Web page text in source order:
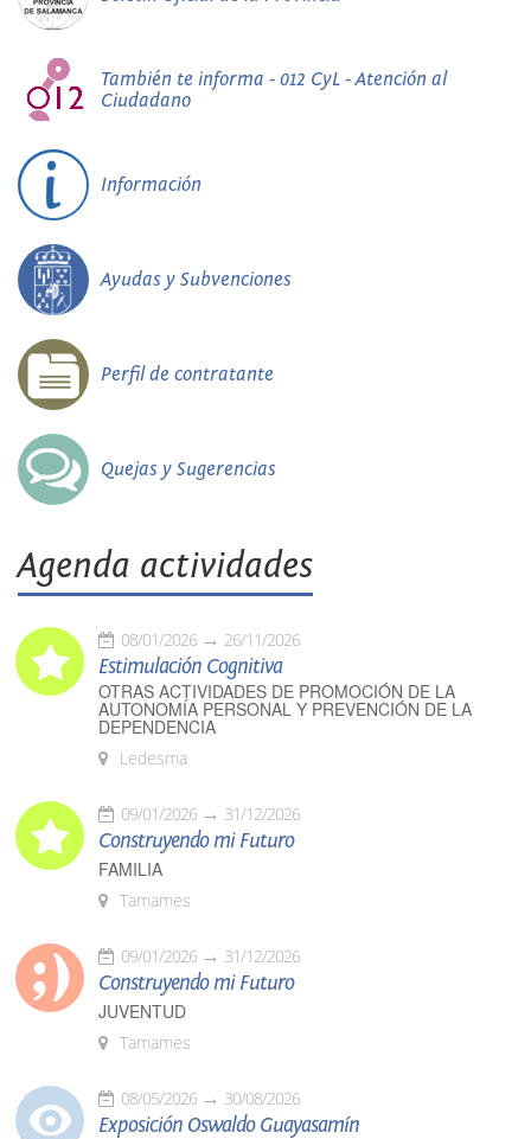
También te informa - 012 CyL - Atención al
Ciudadano
Información
Ayudas y Subvenciones
Perfil de contratante
Quejas y Sugerencias
Agenda actividades
08/01/2026 26/11/2026
Estimulación Cognitiva
OTRAS ACTIVIDADES DE PROMOCIÓN DE LA
AUTONOMÍA PERSONAL Y PREVENCIÓN DE LA
DEPENDENCIA
Ledesma
09/01/2026 31/12/2026
Construyendo mi Futuro
FAMILIA
Tamames
09/01/2026 31/12/2026
Construyendo mi Futuro
JUVENTUD
Tamames
08/05/2026 30/08/2026
Exposición Oswaldo Guayasamín